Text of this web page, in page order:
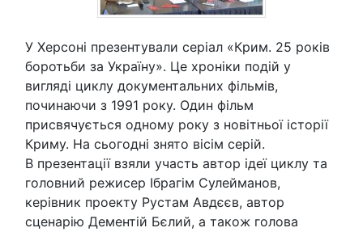
У Херсоні презентували серіал «Крим. 25 років
боротьби за Україну». Це хроніки подій у
вигляді циклу документальних фільмів,
починаючи з 1991 року. Один фільм
присвячується одному року з новітньої історії
Криму. На сьогодні знято вісім серій.
В презентації взяли участь автор ідеї циклу та
головний режисер Ібрагім Сулейманов,
керівник проекту Рустам Авдєєв, автор
сценарію Дементій Бєлий, а також голова